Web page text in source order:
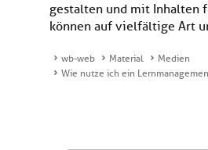
gestalten und mit Inhalten
können auf vielfältige Art
wb-web Material
Medien
Wie nutze ich ein